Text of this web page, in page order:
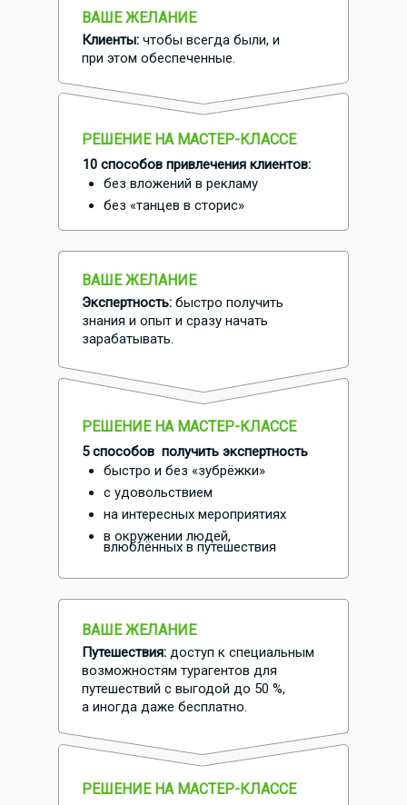
Клиенты: чтобы всегда были, и
при этом обеспеченные.
Путешествия: доступ к специальным
возможностям турагентов для
путешествий с выгодой до 50 %,
а иногда даже бесплатно.
ВАШЕ ЖЕЛАНИЕ
ВАШЕ ЖЕЛАНИЕ
Экспертность: быстро получить
знания и опыт и сразу начать
зарабатывать.
РЕШЕНИЕ НА МАСТЕР-КЛАССЕ
ВАШЕ ЖЕЛАНИЕ
РЕШЕНИЕ НА МАСТЕР-КЛАССЕ
10 способов привлечения клиентов:
без вложений в рекламу
без «танцев в сторис»
РЕШЕНИЕ НА МАСТЕР-КЛАССЕ
5 способов получить экспертность
быстро и без «зубрёжки»
с удовольствием
на интересных мероприятиях
в окружении людей,
влюблённых в путешествия